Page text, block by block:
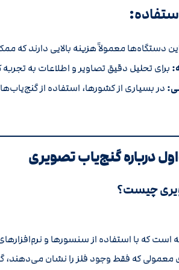
:
دستگاه‌ها معمولاً هزینه بالایی دارند که
برای تحلیل دقیق تصاویر و اطلاعات به
در بسیاری از کشورها، استفاده از
درباره گنج‌یاب تصویری
که با استفاده از سنسورها و
معمولی که فقط وجود فلز را نشان